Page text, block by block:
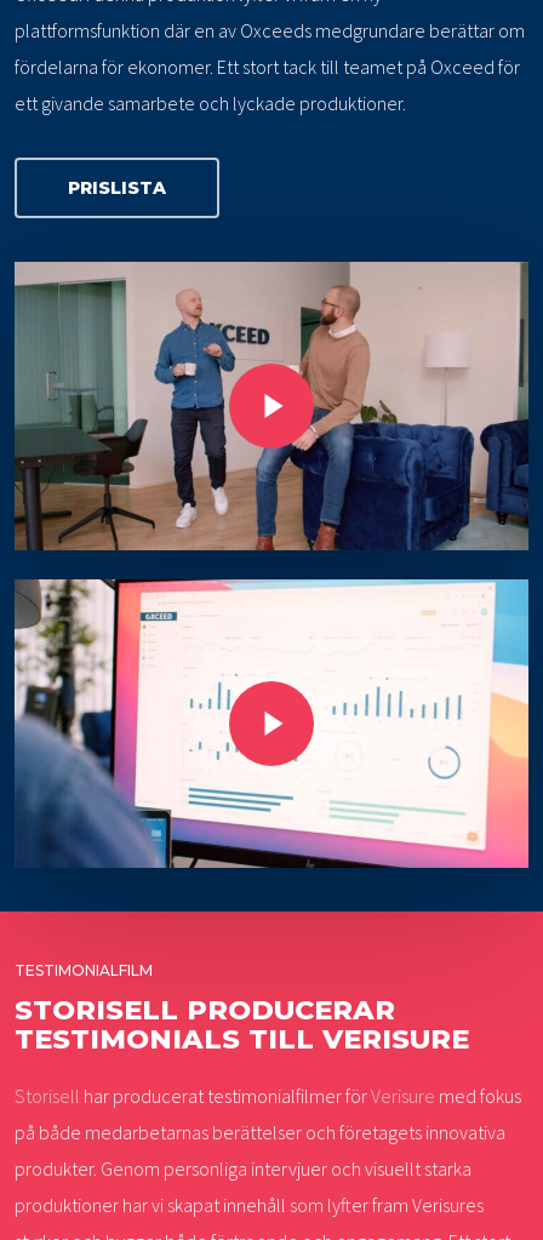
plattformsfunktion där en av Oxceeds medgrundare berättar om
fördelarna för ekonomer. Ett stort tack till teamet på Oxceed för
ett givande samarbete och lyckade produktioner.
PRISLISTA
Play Video
Play Video
TESTIMONIALFILM
STORISELL PRODUCERAR
TESTIMONIALS TILL VERISURE
Storisell har producerat testimonialfilmer förVerisure med fokus
på både medarbetarnas berättelser och företagets innovativa
produkter. Genom personliga intervjuer och visuellt starka
produktioner har vi skapat innehåll som lyfter fram Verisures